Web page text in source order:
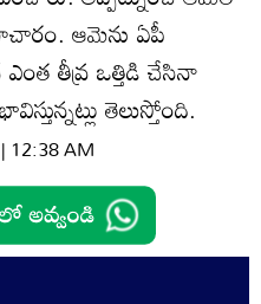
ఆమెను ఏపీ
తీవ్ర ఒత్తిడి చేసినా
తెలుస్తోంది.
12:38 AM